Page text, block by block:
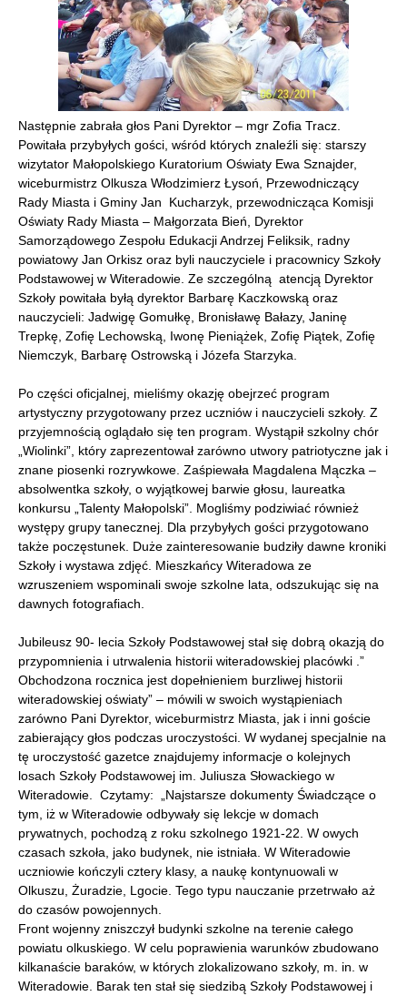
Następnie zabrała głos Pani Dyrektor – mgr Zofia Tracz.
Powitała przybyłych gości, wśród których znaleźli się: starszy
wizytator Małopolskiego Kuratorium Oświaty Ewa Sznajder,
wiceburmistrz Olkusza Włodzimierz Łysoń, Przewodniczący
Rady Miasta i Gminy Jan Kucharzyk, przewodnicząca Komisji
Oświaty Rady Miasta – Małgorzata Bień, Dyrektor
Samorządowego Zespołu Edukacji Andrzej Feliksik, radny
powiatowy Jan Orkisz oraz byli nauczyciele i pracownicy Szkoły
Podstawowej w Witeradowie. Ze szczególną atencją Dyrektor
Szkoły powitała byłą dyrektor Barbarę Kaczkowską oraz
nauczycieli: Jadwigę Gomułkę, Bronisławę Bałazy, Janinę
Trepkę, Zofię Lechowską, Iwonę Pieniążek, Zofię Piątek, Zofię
Niemczyk, Barbarę Ostrowską i Józefa Starzyka.
Po części oficjalnej, mieliśmy okazję obejrzeć program
artystyczny przygotowany przez uczniów i nauczycieli szkoły. Z
przyjemnością oglądało się ten program. Wystąpił szkolny chór
„Wiolinki”, który zaprezentował zarówno utwory patriotyczne jak i
znane piosenki rozrywkowe. Zaśpiewała Magdalena Mączka –
absolwentka szkoły, o wyjątkowej barwie głosu, laureatka
konkursu „Talenty Małopolski”. Mogliśmy podziwiać również
występy grupy tanecznej. Dla przybyłych gości przygotowano
także poczęstunek. Duże zainteresowanie budziły dawne kroniki
Szkoły i wystawa zdjęć. Mieszkańcy Witeradowa ze
wzruszeniem wspominali swoje szkolne lata, odszukując się na
dawnych fotografiach.
Jubileusz 90- lecia Szkoły Podstawowej stał się dobrą okazją do
przypomnienia i utrwalenia historii witeradowskiej placówki .”
Obchodzona rocznica jest dopełnieniem burzliwej historii
witeradowskiej oświaty” – mówili w swoich wystąpieniach
zarówno Pani Dyrektor, wiceburmistrz Miasta, jak i inni goście
zabierający głos podczas uroczystości. W wydanej specjalnie na
tę uroczystość gazetce znajdujemy informacje o kolejnych
losach Szkoły Podstawowej im. Juliusza Słowackiego w
Witeradowie. Czytamy: „Najstarsze dokumenty Świadczące o
tym, iż w Witeradowie odbywały się lekcje w domach
prywatnych, pochodzą z roku szkolnego 1921-22. W owych
czasach szkoła, jako budynek, nie istniała. W Witeradowie
uczniowie kończyli cztery klasy, a naukę kontynuowali w
Olkuszu, Żuradzie, Lgocie. Tego typu nauczanie przetrwało aż
do czasów powojennych.
Front wojenny zniszczył budynki szkolne na terenie całego
powiatu olkuskiego. W celu poprawienia warunków zbudowano
kilkanaście baraków, w których zlokalizowano szkoły, m. in. w
Witeradowie. Barak ten stał się siedzibą Szkoły Podstawowej i